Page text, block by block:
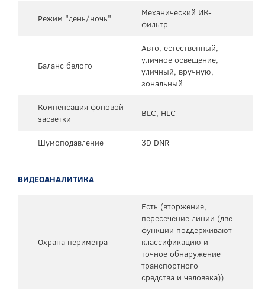
Режим "день/ночь"
Механический ИК-
фильтр
Баланс белого
Авто, естественный,
уличное освещение,
уличный, вручную,
зональный
Компенсация фоновой
засветки
BLC, HLC
Шумоподавление 3D DNR
ВИДЕОАНАЛИТИКА
Охрана периметра
Есть (вторжение,
пересечение линии (две
функции поддерживают
классификацию и
точное обнаружение
транспортного
средства и человека))